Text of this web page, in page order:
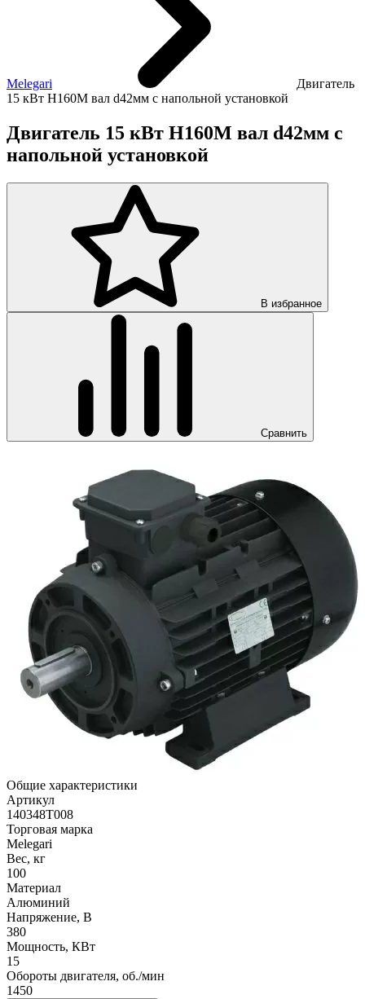
Melegari
Двигатель
15 кВт H160M вал d42мм с напольной установкой
Двигатель 15 кВт H160M вал d42мм с
напольной установкой
В избранное
Сравнить
Общие характеристики
Артикул
140348T008
Торговая марка
Melegari
Вес, кг
100
Материал
Алюминий
Напряжение, В
380
Мощность, КВт
15
Обороты двигателя, об./мин
1450